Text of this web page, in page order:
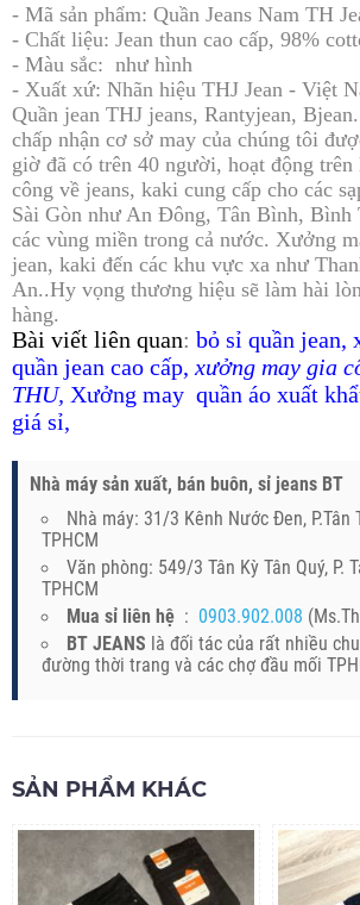
- Mã sản phẩm: Quần Jeans Nam TH
- Chất liệu: Jean thun cao cấp, 98%
- Màu sắc: như hình
​​- Xuất xứ: Nhãn hiệu THJ Jean - Việt
Quần jean THJ jeans, Rantyjean,
chấp nhận cơ sở may của chúng tôi
giờ đã có trên 40 người, hoạt động
công về jeans, kaki cung cấp cho các
Sài Gòn như An Đông, Tân Bình, Bình
các vùng miền trong cả nước. Xưởng
jean, kaki đến các khu vực xa như
An..Hy vọng thương hiệu sẽ làm hài
hàng.
Bài viết liên quan: bỏ sỉ quần jean,
quần jean cao cấp, xưởng may gia
THU, Xưởng may quần áo xuất
giá sỉ,
Nhà máy sản xuất, bán buôn, sỉ jeans BT
Nhà máy: 31/3 Kênh Nước Đen, P.Tân
TPHCM
Văn phòng: 549/3 Tân Kỳ Tân Quý, P.
TPHCM
Mua sỉ liên hệ : 0903.902.008
BT JEANS là đối tác của rất nhiều
đường thời trang và các chợ đầu mối
SẢN PHẨM KHÁC